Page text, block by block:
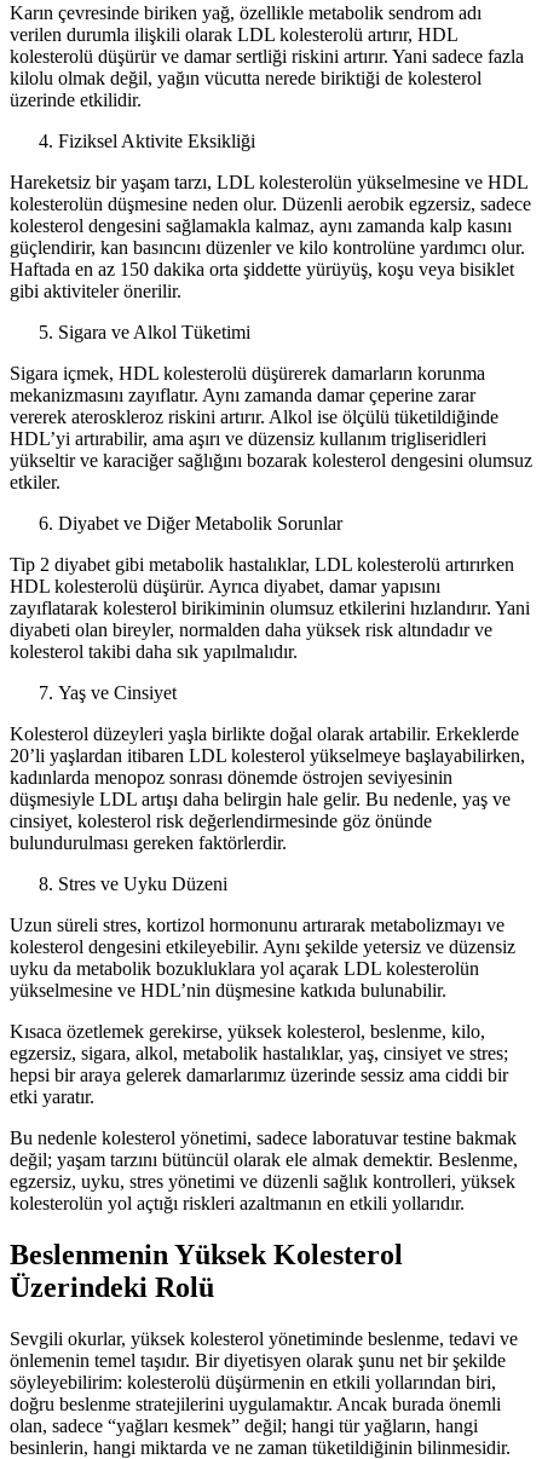
Karın çevresinde biriken yağ, özellikle metabolik sendrom adı
verilen durumla ilişkili olarak LDL kolesterolü artırır, HDL
kolesterolü düşürür ve damar sertliği riskini artırır. Yani sadece fazla
kilolu olmak değil, yağın vücutta nerede biriktiği de kolesterol
üzerinde etkilidir.
Fiziksel Aktivite Eksikliği
Hareketsiz bir yaşam tarzı, LDL kolesterolün yükselmesine ve HDL
kolesterolün düşmesine neden olur. Düzenli aerobik egzersiz, sadece
kolesterol dengesini sağlamakla kalmaz, aynı zamanda kalp kasını
güçlendirir, kan basıncını düzenler ve kilo kontrolüne yardımcı olur.
Haftada en az 150 dakika orta şiddette yürüyüş, koşu veya bisiklet
gibi aktiviteler önerilir.
Sigara ve Alkol Tüketimi
Sigara içmek, HDL kolesterolü düşürerek damarların korunma
mekanizmasını zayıflatır. Aynı zamanda damar çeperine zarar
vererek ateroskleroz riskini artırır. Alkol ise ölçülü tüketildiğinde
HDL’yi artırabilir, ama aşırı ve düzensiz kullanım trigliseridleri
yükseltir ve karaciğer sağlığını bozarak kolesterol dengesini olumsuz
etkiler.
Diyabet ve Diğer Metabolik Sorunlar
Tip 2 diyabet gibi metabolik hastalıklar, LDL kolesterolü artırırken
HDL kolesterolü düşürür. Ayrıca diyabet, damar yapısını
zayıflatarak kolesterol birikiminin olumsuz etkilerini hızlandırır. Yani
diyabeti olan bireyler, normalden daha yüksek risk altındadır ve
kolesterol takibi daha sık yapılmalıdır.
Yaş ve Cinsiyet
Kolesterol düzeyleri yaşla birlikte doğal olarak artabilir. Erkeklerde
20’li yaşlardan itibaren LDL kolesterol yükselmeye başlayabilirken,
kadınlarda menopoz sonrası dönemde östrojen seviyesinin
düşmesiyle LDL artışı daha belirgin hale gelir. Bu nedenle, yaş ve
cinsiyet, kolesterol risk değerlendirmesinde göz önünde
bulundurulması gereken faktörlerdir.
Stres ve Uyku Düzeni
Uzun süreli stres, kortizol hormonunu artırarak metabolizmayı ve
kolesterol dengesini etkileyebilir. Aynı şekilde yetersiz ve düzensiz
uyku da metabolik bozukluklara yol açarak LDL kolesterolün
yükselmesine ve HDL’nin düşmesine katkıda bulunabilir.
Kısaca özetlemek gerekirse, yüksek kolesterol, beslenme, kilo,
egzersiz, sigara, alkol, metabolik hastalıklar, yaş, cinsiyet ve stres;
hepsi bir araya gelerek damarlarımız üzerinde sessiz ama ciddi bir
etki yaratır.
Bu nedenle kolesterol yönetimi, sadece laboratuvar testine bakmak
değil; yaşam tarzını bütüncül olarak ele almak demektir. Beslenme,
egzersiz, uyku, stres yönetimi ve düzenli sağlık kontrolleri, yüksek
kolesterolün yol açtığı riskleri azaltmanın en etkili yollarıdır.
Beslenmenin Yüksek Kolesterol
Üzerindeki Rolü
Sevgili okurlar, yüksek kolesterol yönetiminde beslenme, tedavi ve
önlemenin temel taşıdır. Bir diyetisyen olarak şunu net bir şekilde
söyleyebilirim: kolesterolü düşürmenin en etkili yollarından biri,
doğru beslenme stratejilerini uygulamaktır. Ancak burada önemli
olan, sadece “yağları kesmek” değil; hangi tür yağların, hangi
besinlerin, hangi miktarda ve ne zaman tüketildiğinin bilinmesidir.